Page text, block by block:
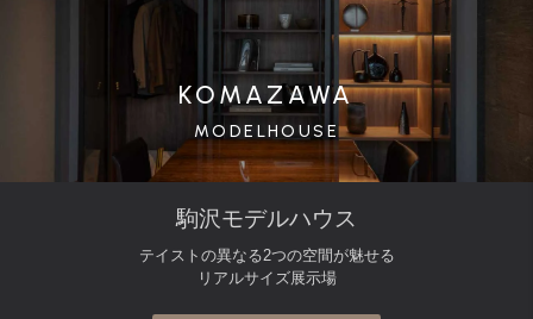
KOMAZAWA
MODELHOUSE
駒沢モデルハウス
テイストの異なる2つの空間が魅せる
リアルサイズ展示場